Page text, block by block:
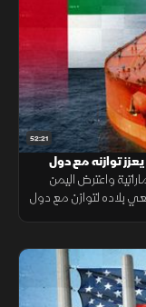
52:21
توازنه مع دول
واعترض اليمن
بلاده لتوازن مع دول